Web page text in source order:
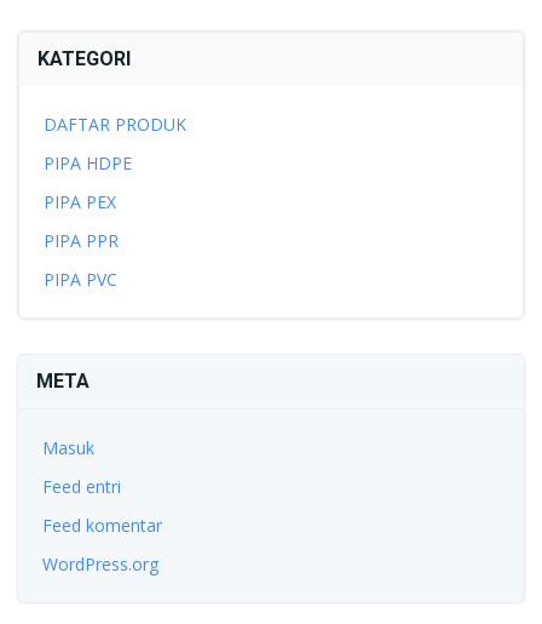
KATEGORI
DAFTAR PRODUK
PIPA HDPE
PIPA PEX
PIPA PPR
PIPA PVC
META
Masuk
Feed entri
Feed komentar
WordPress.org